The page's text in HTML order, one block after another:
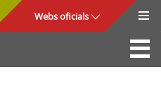
Webs oficials
La Seu